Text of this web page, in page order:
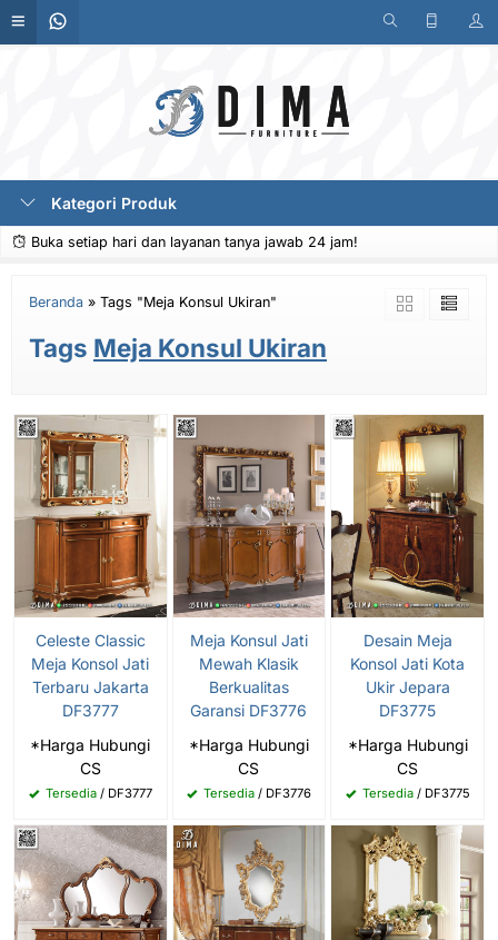
Kategori Produk
Buka setiap hari dan layanan tanya jawab 24 jam!
Beranda » Tags "Meja Konsul Ukiran"
Tags Meja Konsul Ukiran
Celeste Classic
Meja Konsol Jati
Terbaru Jakarta
DF3777
*Harga Hubungi
CS
Tersedia/ DF3777
Meja Konsul Jati
Mewah Klasik
Berkualitas
Garansi DF3776
*Harga Hubungi
CS
Tersedia/ DF3776
Desain Meja
Konsol Jati Kota
Ukir Jepara
DF3775
*Harga Hubungi
CS
Tersedia/ DF3775